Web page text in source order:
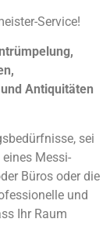
Service!
Antiquitäten
sei
Messi-
Büros oder die
und
Ihr Raum